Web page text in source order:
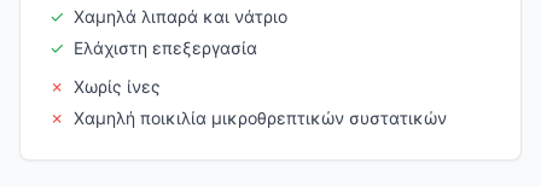
✓ Χαμηλά λιπαρά και νάτριο
✓ Ελάχιστη επεξεργασία
✗ Χωρίς ίνες
✗ Χαμηλή ποικιλία μικροθρεπτικών συστατικών